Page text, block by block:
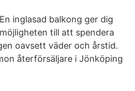
En inglasad balkong ger dig
möjligheten till att spendera
oavsett väder och årstid.
återförsäljare i Jönköping